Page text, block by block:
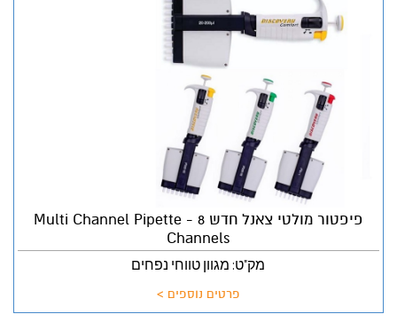
פיפטור מולטי צאנל חדש Multi Channel Pipette - 8
Channels
מק"ט: מגוון טווחי נפחים
פרטים נוספים >